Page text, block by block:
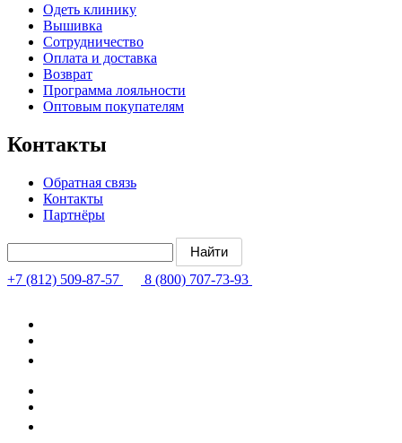
Одеть клинику
Вышивка
Сотрудничество
Оплата и доставка
Возврат
Программа лояльности
Оптовым покупателям
Контакты
Обратная связь
Контакты
Партнёры
+7 (812) 509-87-57 8 (800) 707-73-93